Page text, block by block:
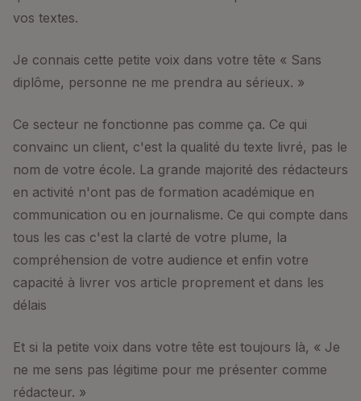
vos textes.
Je connais cette petite voix dans votre tête « Sans
diplôme, personne ne me prendra au sérieux. »
Ce secteur ne fonctionne pas comme ça. Ce qui
convainc un client, c'est la qualité du texte livré, pas le
nom de votre école. La grande majorité des rédacteurs
en activité n'ont pas de formation académique en
communication ou en journalisme. Ce qui compte dans
tous les cas c'est la clarté de votre plume, la
compréhension de votre audience et enfin votre
capacité à livrer vos article proprement et dans les
délais
Et si la petite voix dans votre tête est toujours là, « Je
ne me sens pas légitime pour me présenter comme
rédacteur. »